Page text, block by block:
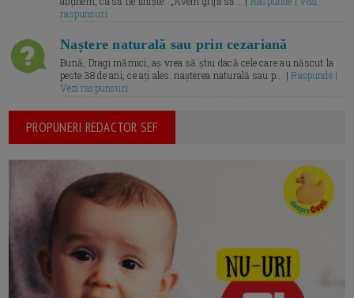
raspunsuri
Naștere naturală sau prin cezariană
Bună, Dragi mămici, aș vrea să știu dacă cele care au născut la
peste 38 de ani, ce ați ales: nașterea naturală sau p... |Raspunde |
Vezi raspunsuri
PROPUNERI REDACTOR SEF